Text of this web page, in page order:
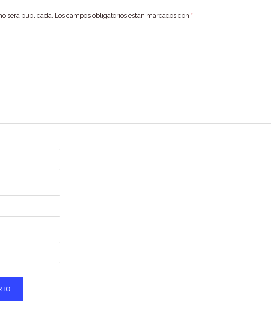
será publicada. Los campos obligatorios están marcados con *